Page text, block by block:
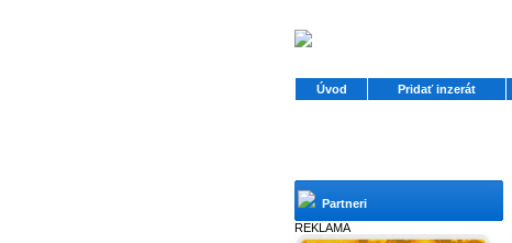
Úvod Pridať inzerát
Partneri
REKLAMA